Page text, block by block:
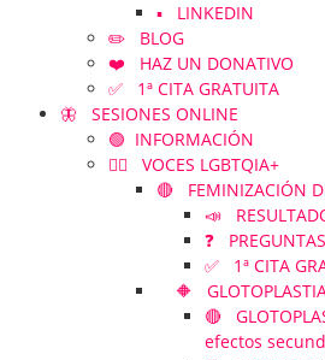
▪️ LINKEDIN
✏️ BLOG
❤️ HAZ UN DONATIVO
✅ 1ª CITA GRATUITA
🦋 SESIONES ONLINE
🟢 INFORMACIÓN
🏳️‍🌈 VOCES LGBTQIA+
🔴 FEMINIZACIÓN
📣
❓
✅ 1ª CITA
🔶
🔴
efectos